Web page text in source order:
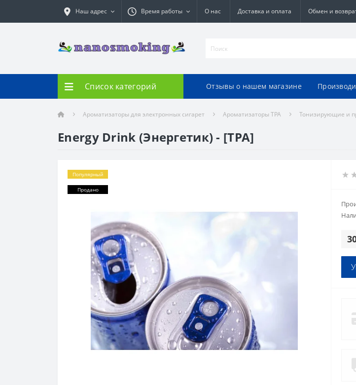
Наш адрес Время работы О нас Доставка и оплата Обмен и
Список категорий Отзывы о нашем магазине
Ароматизаторы для электронных сигарет Ароматизаторы TPA Тонизирующие и
Energy Drink (Энергетик) - [TPA]
Популярный
Продано